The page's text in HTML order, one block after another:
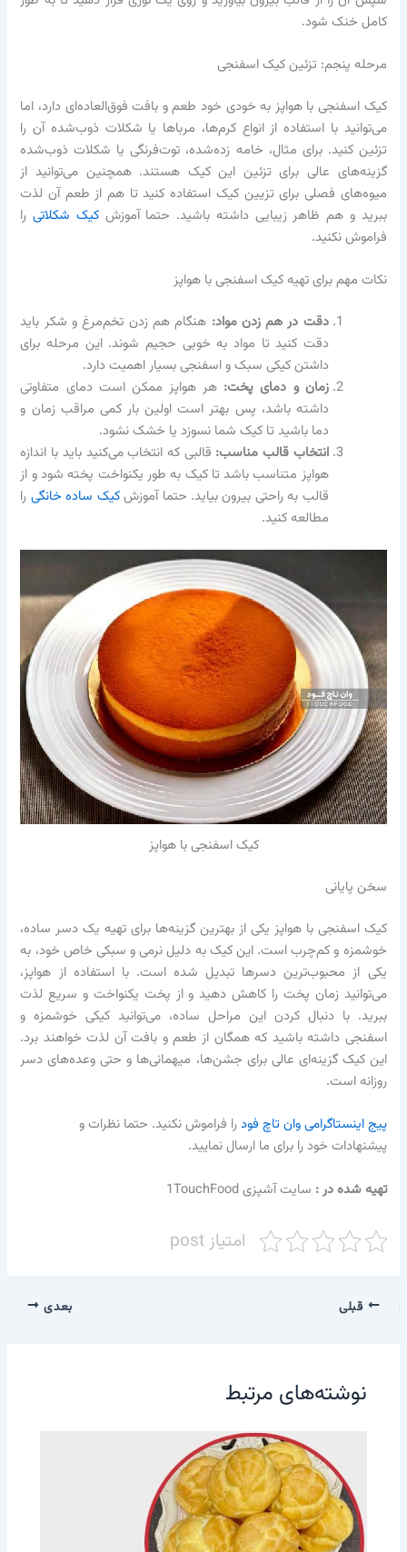
کامل خنک شود.
مرحله پنجم: تزئین کیک اسفنجی
کیک اسفنجی با هواپز به خودی خود طعم و بافت فوق‌العاده‌ای دارد، اما
می‌توانید با استفاده از انواع کرم‌ها، مرباها یا شکلات ذوب‌شده آن را
تزئین کنید. برای مثال، خامه زده‌شده، توت‌فرنگی یا شکلات ذوب‌شده
گزینه‌های عالی برای تزئین این کیک هستند. همچنین می‌توانید از
میوه‌های فصلی برای تزیین کیک استفاده کنید تا هم از طعم آن لذت
ببرید و هم ظاهر زیبایی داشته باشید. حتما آموزشکیک شکلاتیرا
فراموش نکنید.
نکات مهم برای تهیه کیک اسفنجی با هواپز
دقت در هم زدن مواد: هنگام هم زدن تخم‌مرغ و شکر باید
دقت کنید تا مواد به خوبی حجیم شوند. این مرحله برای
داشتن کیکی سبک و اسفنجی بسیار اهمیت دارد.
زمان و دمای پخت: هر هواپز ممکن است دمای متفاوتی
داشته باشد، پس بهتر است اولین بار کمی مراقب زمان و
دما باشید تا کیک شما نسوزد یا خشک نشود.
انتخاب قالب مناسب: قالبی که انتخاب می‌کنید باید با اندازه
هواپز متناسب باشد تا کیک به طور یکنواخت پخته شود و از
قالب به راحتی بیرون بیاید. حتما آموزشکیک ساده خانگی را
مطالعه کنید.
کیک اسفنجی با هواپز
سخن پایانی
کیک اسفنجی با هواپز یکی از بهترین گزینه‌ها برای تهیه یک دسر ساده،
خوشمزه و کم‌چرب است. این کیک به دلیل نرمی و سبکی خاص خود، به
یکی از محبوب‌ترین دسرها تبدیل شده است. با استفاده از هواپز،
می‌توانید زمان پخت را کاهش دهید و از پخت یکنواخت و سریع لذت
ببرید. با دنبال کردن این مراحل ساده، می‌توانید کیکی خوشمزه و
اسفنجی داشته باشید که همگان از طعم و بافت آن لذت خواهند برد.
این کیک گزینه‌ای عالی برای جشن‌ها، میهمانی‌ها و حتی وعده‌های دسر
روزانه است.
پیج اینستاگرامی وان تاچ فودرا فراموش نکنید. حتما نظرات و
پیشنهادات خود را برای ما ارسال نمایید.
تهیه شده در :‌ سایت آشپزی 1TouchFood
امتیاز post
قبلی بعدی
نوشته‌های مرتبط